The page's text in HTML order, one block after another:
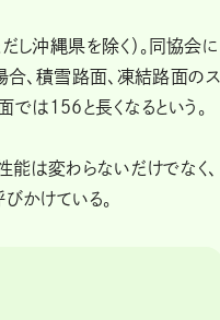
し沖縄県を除く）。同協会に
合、積雪路面、凍結路面のス
は156と長くなるという。
は変わらないだけでなく、
かけている。